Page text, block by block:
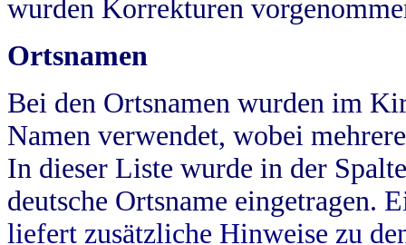
wurden Korrekturen
Ortsnamen
Bei den Ortsnamen wurden im
Namen verwendet, wobei
In dieser Liste wurde in der
deutsche Ortsname eingetragen.
liefert zusätzliche Hinweise zu